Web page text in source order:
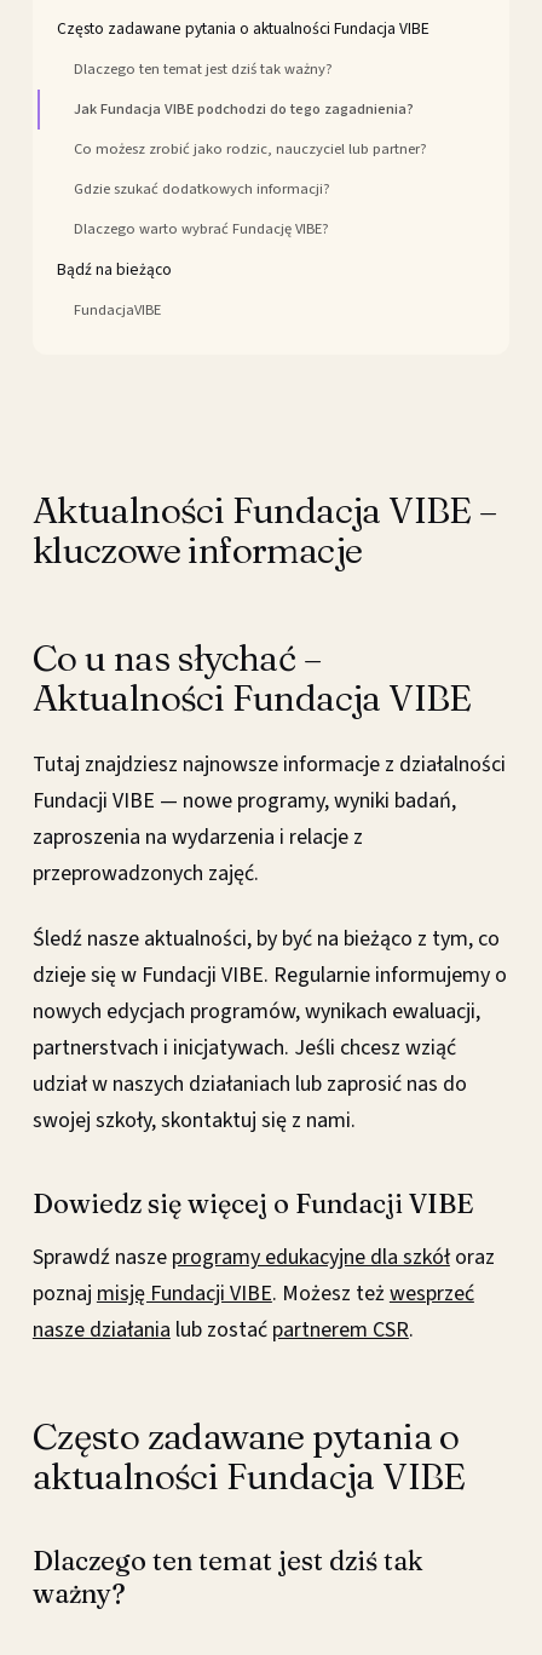
Często zadawane pytania o aktualności Fundacja VIBE
Dlaczego ten temat jest dziś tak ważny?
Jak Fundacja VIBE podchodzi do tego zagadnienia?
Co możesz zrobić jako rodzic, nauczyciel lub partner?
Gdzie szukać dodatkowych informacji?
Dlaczego warto wybrać Fundację VIBE?
Bądź na bieżąco
FundacjaVIBE
Aktualności Fundacja VIBE –
kluczowe informacje
Co u nas słychać –
Aktualności Fundacja VIBE
Tutaj znajdziesz najnowsze informacje z działalności
Fundacji VIBE — nowe programy, wyniki badań,
zaproszenia na wydarzenia i relacje z
przeprowadzonych zajęć.
Śledź nasze aktualności, by być na bieżąco z tym, co
dzieje się w Fundacji VIBE. Regularnie informujemy o
nowych edycjach programów, wynikach ewaluacji,
partnerstvach i inicjatywach. Jeśli chcesz wziąć
udział w naszych działaniach lub zaprosić nas do
swojej szkoły, skontaktuj się z nami.
Dowiedz się więcej o Fundacji VIBE
Sprawdź nasze programy edukacyjne dla szkółoraz
poznaj misję Fundacji VIBE. Możesz teżwesprzeć
nasze działania lub zostać partnerem CSR.
Często zadawane pytania o
aktualności Fundacja VIBE
Dlaczego ten temat jest dziś tak
ważny?